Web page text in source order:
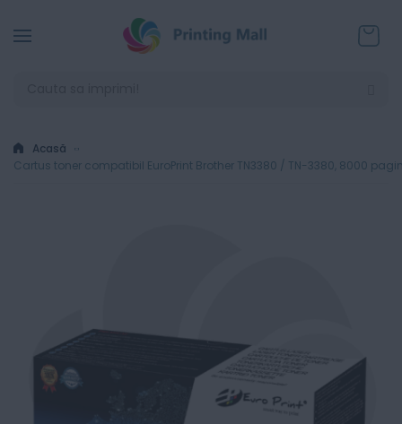
Acasă
Cartus toner compatibil EuroPrint Brother TN3380 / TN-3380, 8000